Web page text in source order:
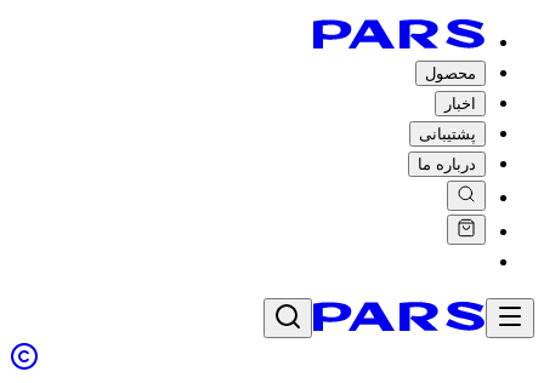
محصول
اخبار
پشتیبانی
درباره ما